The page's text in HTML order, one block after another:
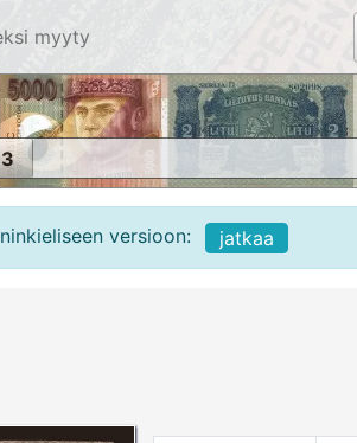
myyty
versioon: jatkaa